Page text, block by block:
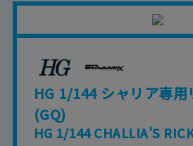
HG 1/144 シャリア専
(GQ)
HG 1/144 CHALLIA'S